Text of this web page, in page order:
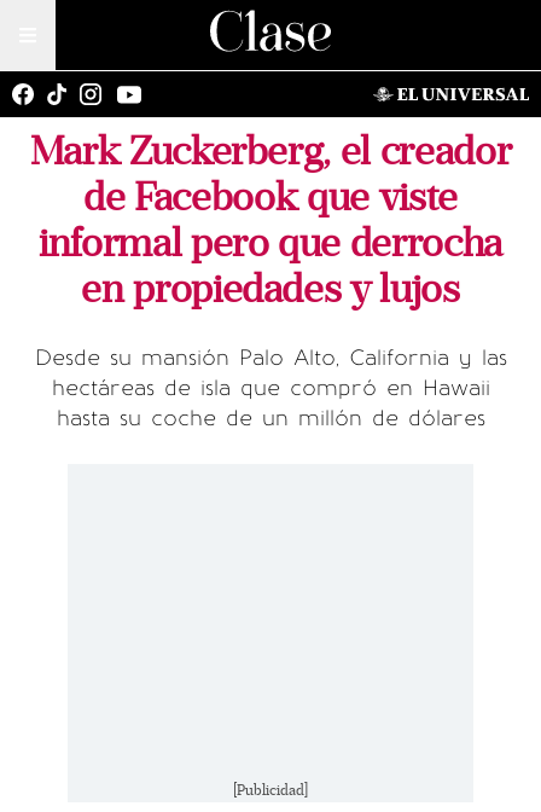
Mark Zuckerberg, el creador
de Facebook que viste
informal pero que derrocha
en propiedades y lujos
Desde su mansión Palo Alto, California y las
hectáreas de isla que compró en Hawaii
hasta su coche de un millón de dólares
[Publicidad]